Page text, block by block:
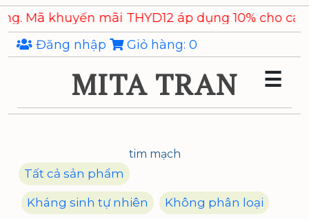
Skip
to
the
content
mãi THYD12 áp dụng 10% cho các sản
Đăng nhập
Giỏ hàng: 0
MITA TRAN ☰
tim mạch
Tất cả sản phẩm
Kháng sinh tự nhiên Không phân loại